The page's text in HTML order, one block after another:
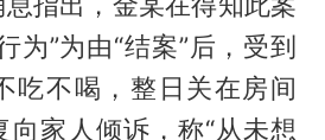
为”为由“结案”后，受到
吃不喝，整日关在房间
向家人倾诉，称“从未想